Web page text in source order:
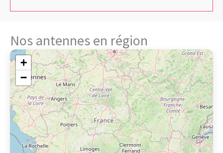
Nos antennes en région
+
−